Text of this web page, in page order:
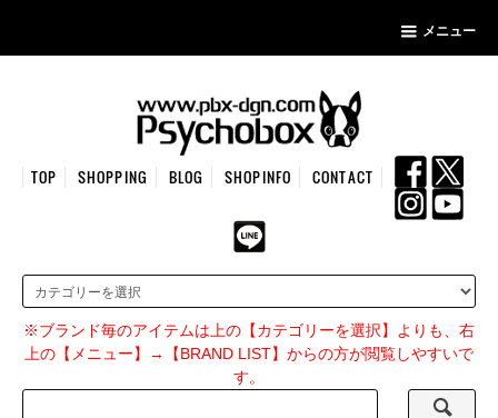
メニュー
TOP SHOPPING BLOG SHOPINFO CONTACT
※ブランド毎のアイテムは上の【カテゴリーを選択】よりも、右
上の【メニュー】→【BRAND LIST】からの方が閲覧しやすいで
す。